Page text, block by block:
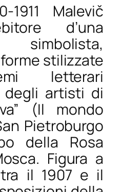
1911 Malevič
d’una
simbolista,
stilizzate
letterari
degli artisti di
(Il mondo
Pietroburgo
della Rosa
Figura a
il 1907 e il